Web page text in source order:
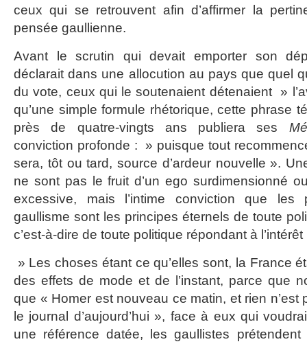
ceux qui se retrouvent afin d’affirmer la
pensée gaullienne.
Avant le scrutin qui devait emporter son
déclarait dans une allocution au pays que quel
du vote, ceux qui le soutenaient détenaient »
qu’une simple formule rhétorique, cette phrase
près de quatre-vingts ans publiera ses
conviction profonde : » puisque tout
sera, tôt ou tard, source d’ardeur nouvelle ».
ne sont pas le fruit d’un ego surdimensionné
excessive, mais l’intime conviction que les
gaullisme sont les principes éternels de toute
c’est-à-dire de toute politique répondant à
» Les choses étant ce qu’elles sont, la France
des effets de mode et de l’instant, parce que
que « Homer est nouveau ce matin, et rien n’est
le journal d’aujourd’hui », face à eux qui
une référence datée, les gaullistes